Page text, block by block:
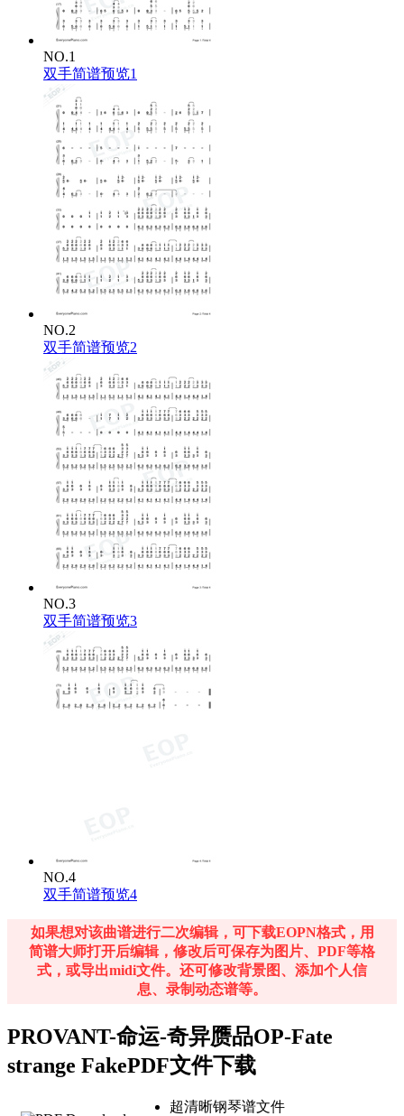
NO.1
双手简谱预览1
NO.2
双手简谱预览2
NO.3
双手简谱预览3
NO.4
双手简谱预览4
如果想对该曲谱进行二次编辑，可下载EOPN格式，用
简谱大师打开后编辑，修改后可保存为图片、PDF等格
式，或导出midi文件。还可修改背景图、添加个人信
息、录制动态谱等。
PROVANT-命运-奇异赝品OP-Fate
strange FakePDF文件下载
超清晰钢琴谱文件